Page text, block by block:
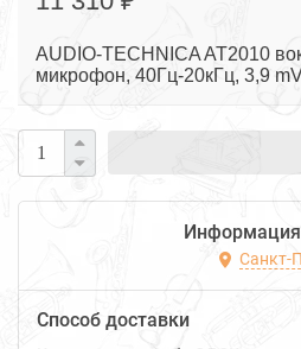
AUDIO-TECHNICA AT2010
микрофон, 40Гц-20кГц, 3,9
Санкт-
Способ доставки